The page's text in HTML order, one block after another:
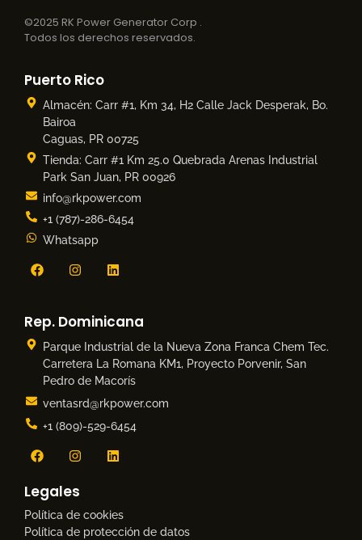
©2025 RK Power Generator Corp .
Todos los derechos reservados.
Puerto Rico
Almacén: Carr #1, Km 34, H2 Calle Jack Desperak, Bo.
Bairoa
Caguas, PR 00725
Tienda: Carr #1 Km 25.0 Quebrada Arenas Industrial
Park San Juan, PR 00926
info@rkpower.com
+1 (787)-286-6454
Whatsapp
Rep. Dominicana
Parque Industrial de la Nueva Zona Franca Chem Tec.
Carretera La Romana KM1, Proyecto Porvenir, San
Pedro de Macorís
ventasrd@rkpower.com
+1 (809)-529-6454
Legales
Política de cookies
Política de protección de datos